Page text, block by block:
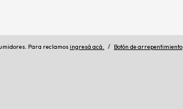
Para reclamosingresá acá. / Botón de arrepentimiento